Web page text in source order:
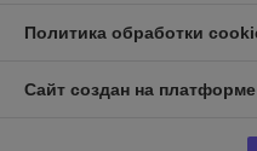
Политика обработки
Сайт создан на